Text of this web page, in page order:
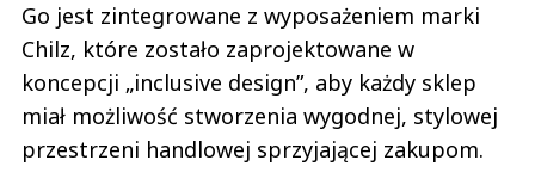
Go jest zintegrowane z wyposażeniem marki
Chilz, które zostało zaprojektowane w
koncepcji „inclusive design”, aby każdy sklep
miał możliwość stworzenia wygodnej, stylowej
przestrzeni handlowej sprzyjającej zakupom.